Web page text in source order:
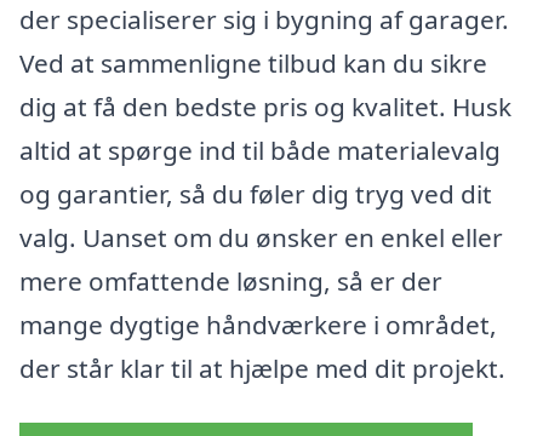
der specialiserer sig i bygning af garager.
Ved at sammenligne tilbud kan du sikre
dig at få den bedste pris og kvalitet. Husk
altid at spørge ind til både materialevalg
og garantier, så du føler dig tryg ved dit
valg. Uanset om du ønsker en enkel eller
mere omfattende løsning, så er der
mange dygtige håndværkere i området,
der står klar til at hjælpe med dit projekt.